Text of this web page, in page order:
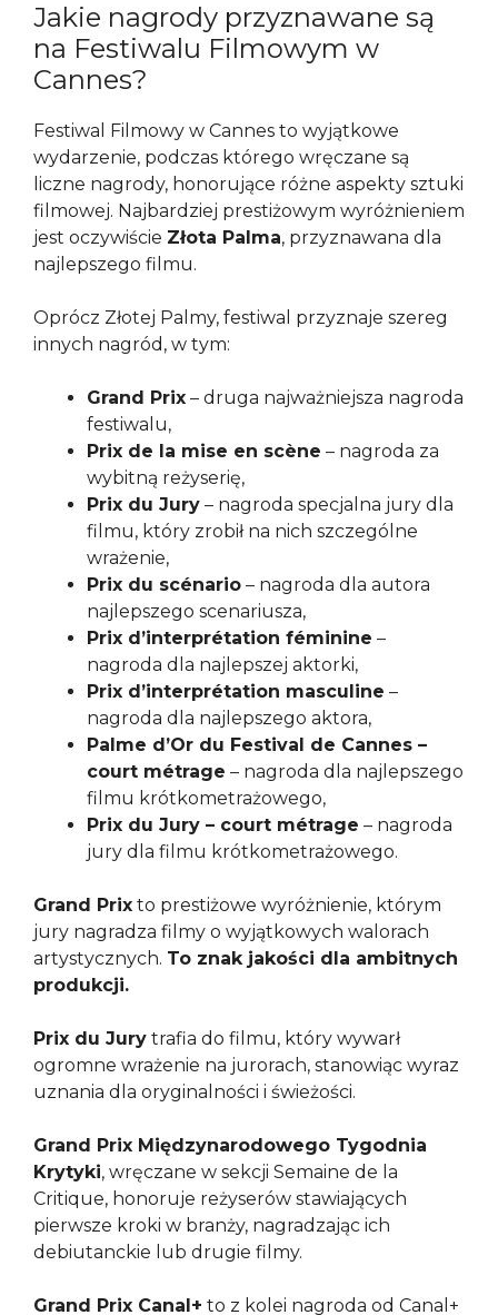
Jakie nagrody przyznawane są
na Festiwalu Filmowym w
Cannes?
Festiwal Filmowy w Cannes to wyjątkowe
wydarzenie, podczas którego wręczane są
liczne nagrody, honorujące różne aspekty sztuki
filmowej. Najbardziej prestiżowym wyróżnieniem
jest oczywiście Złota Palma, przyznawana dla
najlepszego filmu.
Oprócz Złotej Palmy, festiwal przyznaje szereg
innych nagród, w tym:
Grand Prix – druga najważniejsza nagroda
festiwalu,
Prix de la mise en scène – nagroda za
wybitną reżyserię,
Prix du Jury – nagroda specjalna jury dla
filmu, który zrobił na nich szczególne
wrażenie,
Prix du scénario – nagroda dla autora
najlepszego scenariusza,
Prix d’interprétation féminine –
nagroda dla najlepszej aktorki,
Prix d’interprétation masculine –
nagroda dla najlepszego aktora,
Palme d’Or du Festival de Cannes –
court métrage – nagroda dla najlepszego
filmu krótkometrażowego,
Prix du Jury – court métrage – nagroda
jury dla filmu krótkometrażowego.
Grand Prix to prestiżowe wyróżnienie, którym
jury nagradza filmy o wyjątkowych walorach
artystycznych. To znak jakości dla ambitnych
produkcji.
Prix du Jury trafia do filmu, który wywarł
ogromne wrażenie na jurorach, stanowiąc wyraz
uznania dla oryginalności i świeżości.
Grand Prix Międzynarodowego Tygodnia
Krytyki, wręczane w sekcji Semaine de la
Critique, honoruje reżyserów stawiających
pierwsze kroki w branży, nagradzając ich
debiutanckie lub drugie filmy.
Grand Prix Canal+ to z kolei nagroda od Canal+